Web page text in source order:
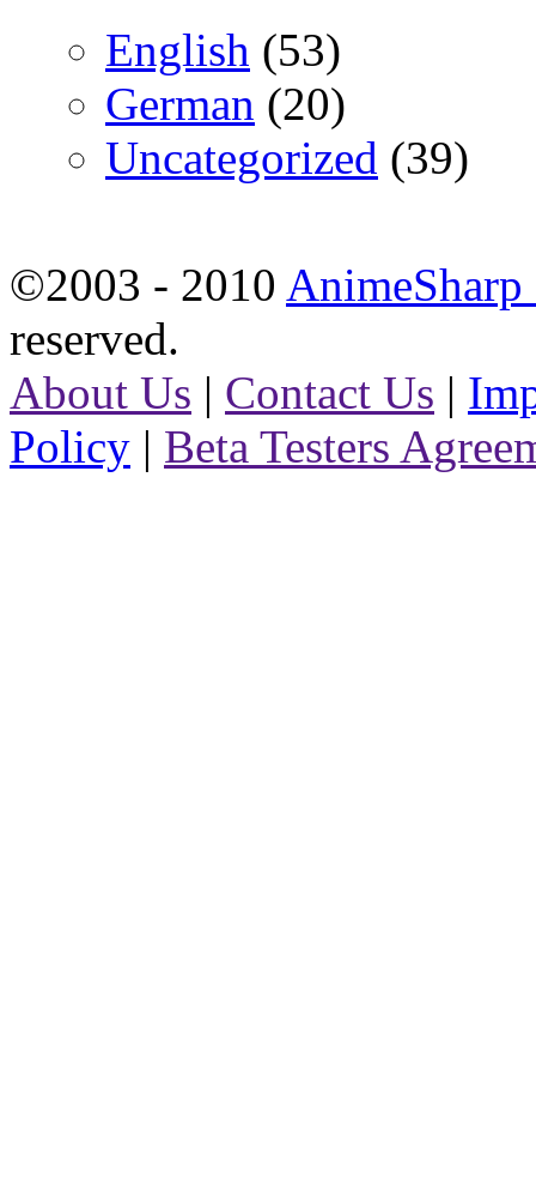
English (53)
German (20)
Uncategorized (39)
©2003 - 2010
reserved.
About Us | Contact Us |
Policy | Beta Testers